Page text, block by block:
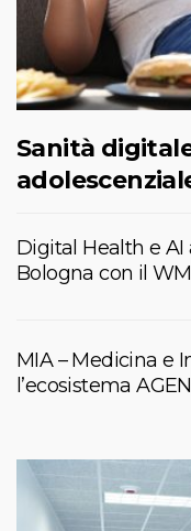
Sanità
Digital Health e AI
Bologna con il
MIA – Medicina e
l’ecosistema